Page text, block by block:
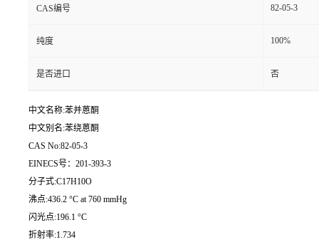
CAS编号 82-05-3
纯度 100%
是否进口 否
中文名称:苯并蒽酮
中文别名:苯绕蒽酮
CAS No:82-05-3
EINECS号：201-393-3
分子式:C17H10O
沸点:436.2 °C at 760 mmHg
闪光点:196.1 °C
折射率:1.734